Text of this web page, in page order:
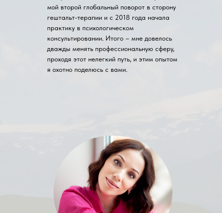
мой второй глобальный поворот в сторону
гештальт-терапии и с 2018 года начала
практику в психологическом
консультировании. Итого – мне довелось
дважды менять профессиональную сферу,
проходя этот нелегкий путь, и этим опытом
я охотно поделюсь с вами.